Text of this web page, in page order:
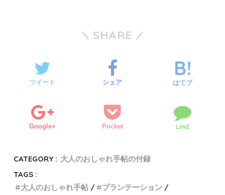
SHARE
ツイート シェア はてブ
Google+ Pocket LINE
CATEGORY : 大人のおしゃれ手帖の付録
TAGS :
大人のおしゃれ手帖
プランテーション